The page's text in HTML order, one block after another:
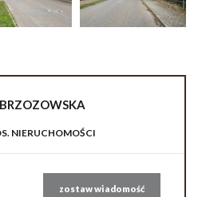
BRZOZOWSKA
NIERUCHOMOŚCI
zostaw wiadomość